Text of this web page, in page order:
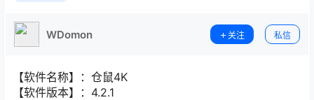
WDomon 关注 私信
【软件名称】：仓鼠4K
【软件版本】：4.2.1